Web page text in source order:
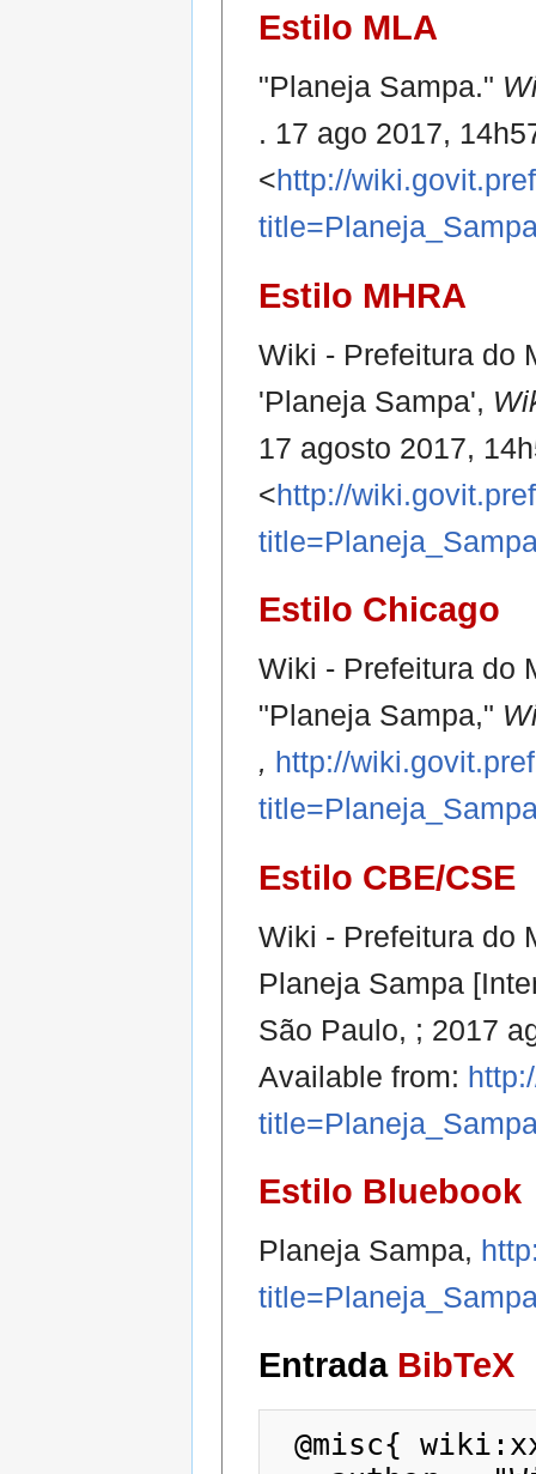
Estilo MLA
"Planeja Sampa."
. 17 ago 2017,
<http://
Estilo MHRA
Wiki - Prefeitura do
'Planeja Sampa',
17 agosto 2017,
<http://
Estilo Chicago
Wiki - Prefeitura do
"Planeja Sampa,"
, http://
Estilo CBE/CSE
Wiki - Prefeitura do
Planeja Sampa
São Paulo, ; 2017
Available from:
Estilo Bluebook
Planeja Sampa,
Entrada BibTeX
@misc{ wiki:xxx,